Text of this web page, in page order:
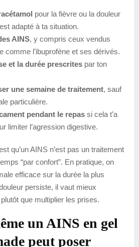
pour la fièvre ou la douleur
adapté à ta situation.
AINS, y compris ceux vendus
comme l’ibuprofène et ses dérivés.
et la durée prescrites par ton
une semaine de traitement, sauf
particulière.
pendant le repas si cela t’a
limiter l’agression digestive.
qu’un AINS n’est pas un traitement
“par confort”. En pratique, on
efficace sur la durée la plus
persiste, il vaut mieux
que multiplier les prises.
un AINS en gel
peut poser